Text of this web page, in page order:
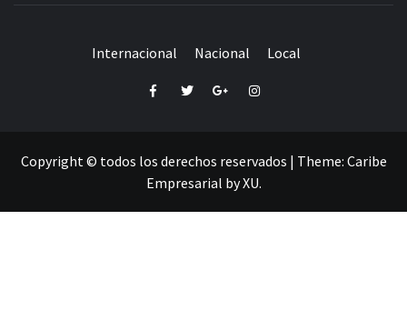
Internacional Nacional Local
FacebookTwitterGoogle+Instagram
Copyright © todos los derechos reservados | Theme: Caribe
Empresarial byXU.